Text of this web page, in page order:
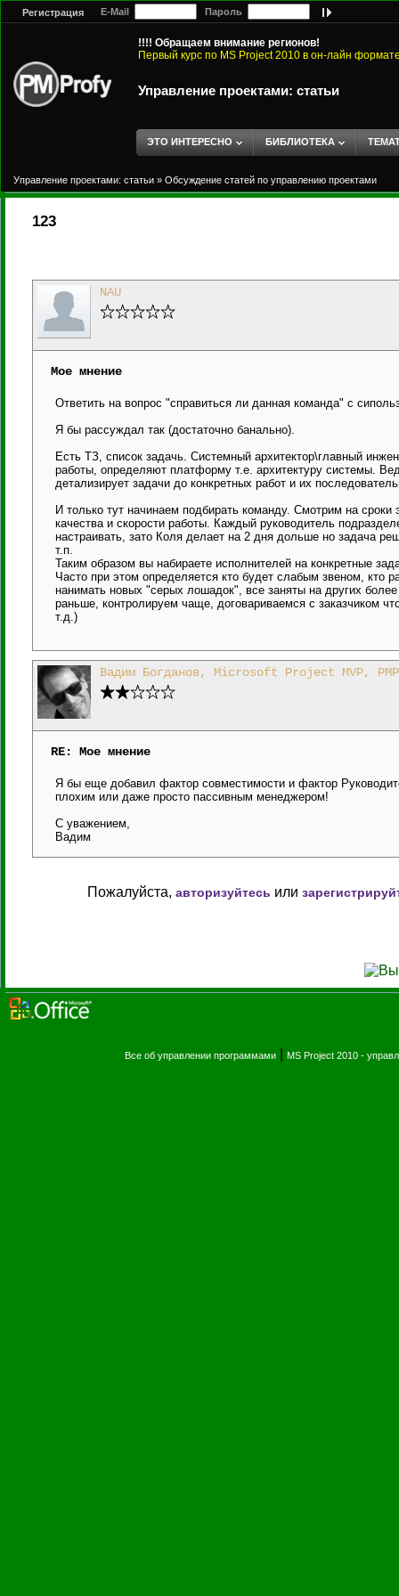
Регистрация E-Mail Пароль
!!!! Обращаем внимание регионов!
Первый курс по MS Project 2010 в он-лайн
Управление проектами: статьи
ЭТО ИНТЕРЕСНО БИБЛИОТЕКА
Управление проектами: статьи » Обсуждение статей по управлению проектами
123
NAU
Мое мнение
Ответить на вопрос "справиться ли данная команда" с
Я бы рассуждал так (достаточно банально).
Есть ТЗ, список задачь. Системный архитектор\главный
работы, определяют платформу т.е. архитектуру системы.
детализирует задачи до конкретных работ и их
И только тут начинаем подбирать команду. Смотрим на
качества и скорости работы. Каждый руководитель
настраивать, зато Коля делает на 2 дня дольше но задача
т.п.
Таким образом вы набираете исполнителей на конкретные
Часто при этом определяется кто будет слабым звеном, кто
нанимать новых "серых лошадок", все заняты на других
раньше, контролируем чаще, договариваемся с заказчиком
т.д.)
Вадим Богданов, Microsoft Project MVP,
RE: Мое мнение
Я бы еще добавил фактор совместимости и фактор
плохим или даже просто пассивным менеджером!
С уважением,
Вадим
Пожалуйста, авторизуйтесь или
Все об управлении программами MS Project 2010 -